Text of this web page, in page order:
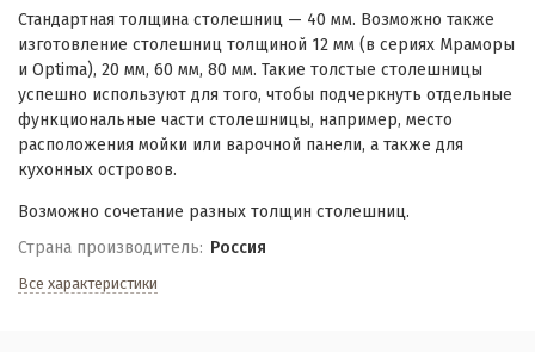
Стандартная толщина столешниц — 40 мм. Возможно также
изготовление столешниц толщиной 12 мм (в сериях Мраморы
и Optima), 20 мм, 60 мм, 80 мм. Такие толстые столешницы
успешно используют для того, чтобы подчеркнуть отдельные
функциональные части столешницы, например, место
расположения мойки или варочной панели, а также для
кухонных островов.
Возможно сочетание разных толщин столешниц.
Страна производитель: Россия
Все характеристики